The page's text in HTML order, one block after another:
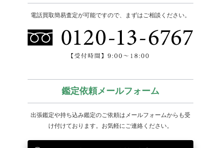
電話買取簡易査定が可能ですので、まずはご相談ください。
鑑定依頼メールフォーム
出張鑑定や持ち込み鑑定のご依頼はメールフォームからも受
け付けております。お気軽にご連絡ください。